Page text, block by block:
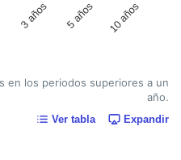
3 años 5 años 10 años
en los periodos superiores a un
año.
Ver tabla Expandir